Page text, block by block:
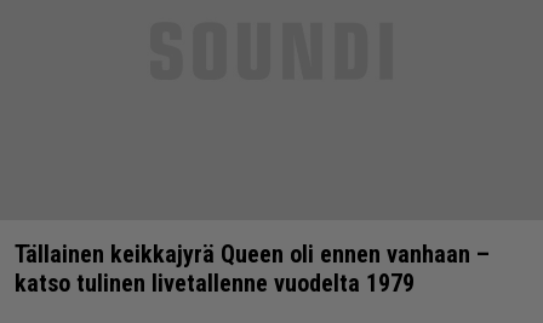
Tällainen keikkajyrä Queen oli ennen vanhaan –
katso tulinen livetallenne vuodelta 1979